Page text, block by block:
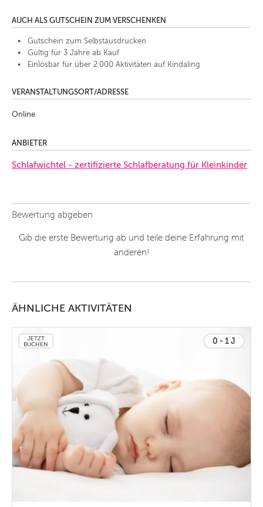
AUCH ALS GUTSCHEIN ZUM VERSCHENKEN
Gutschein zum Selbstausdrucken
Gültig für 3 Jahre ab Kauf
Einlösbar für über 2.000 Aktivitäten auf Kindaling
VERANSTALTUNGSORT/ADRESSE
Online
ANBIETER
Schlafwichtel - zertifizierte Schlafberatung für Kleinkinder
Bewertung abgeben
Gib die erste Bewertung ab und teile deine Erfahrung mit
anderen!
ÄHNLICHE AKTIVITÄTEN
JETZT
BUCHEN
0 - 1 J